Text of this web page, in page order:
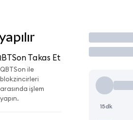
Takas Et
QBTSon ile
blokzincirleri
arasında işlem
yapın.
İşlem
15dk